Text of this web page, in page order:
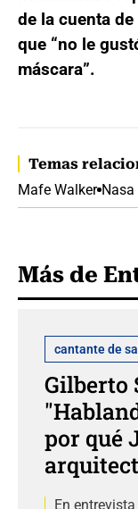
de la cuenta
que “no le
máscara”.
Temas
Mafe Walker Nasa
Más de
cantante de
Gilberto
por qué
En